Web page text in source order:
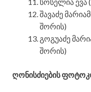
შავაძე
შორის)
გოგუაძე
შორის)
ღონისძიების